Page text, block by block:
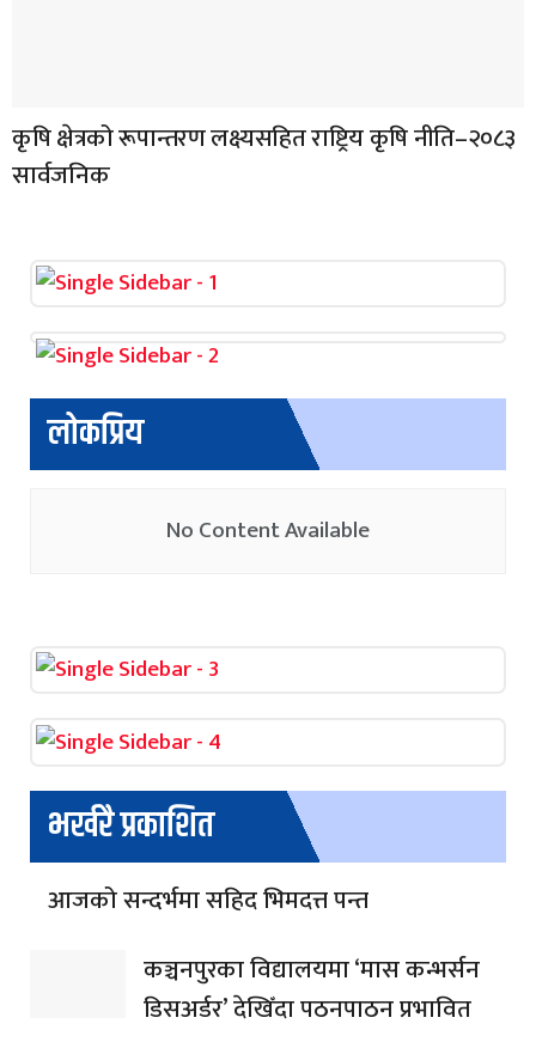
कृषि क्षेत्रको रूपान्तरण लक्ष्यसहित राष्ट्रिय कृषि नीति–२०८३
सार्वजनिक
लोकप्रिय
No Content Available
भर्खरै प्रकाशित
आजको सन्दर्भमा सहिद भिमदत्त पन्त
कञ्चनपुरका विद्यालयमा ‘मास कन्भर्सन
डिसअर्डर’ देखिँदा पठनपाठन प्रभावित